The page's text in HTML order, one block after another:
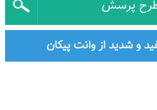
پرسش
و شدید از وانت پیکان